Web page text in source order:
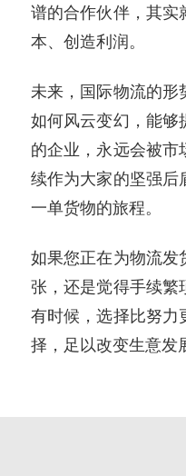
谱的合作伙伴，其实
本、创造利润。
未来，国际物流的形
如何风云变幻，能够
的企业，永远会被市
续作为大家的坚强后
一单货物的旅程。
如果您正在为物流发
张，还是觉得手续繁
有时候，选择比努力
择，足以改变生意发